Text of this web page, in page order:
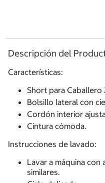
Descripción del
Características:
Short para Caballero
Bolsillo lateral con
Cordón interior
Cintura cómoda.
Instrucciones de lavado:
Lavar a máquina
similares.